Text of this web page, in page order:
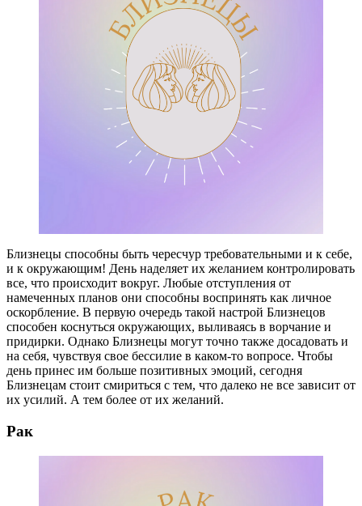
Близнецы способны быть чересчур требовательными и к себе,
и к окружающим! День наделяет их желанием контролировать
все, что происходит вокруг. Любые отступления от
намеченных планов они способны воспринять как личное
оскорбление. В первую очередь такой настрой Близнецов
способен коснуться окружающих, выливаясь в ворчание и
придирки. Однако Близнецы могут точно также досадовать и
на себя, чувствуя свое бессилие в каком-то вопросе. Чтобы
день принес им больше позитивных эмоций, сегодня
Близнецам стоит смириться с тем, что далеко не все зависит от
их усилий. А тем более от их желаний.
Рак